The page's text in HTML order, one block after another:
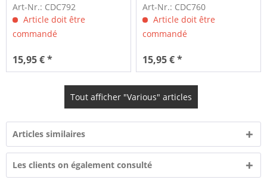
Art-Nr.: CDC792
Article doit être
commandé
15,95 € *
Art-Nr.: CDC760
Article doit être
commandé
15,95 € *
Tout afficher "Various" articles
Articles similaires
Les clients on également consulté